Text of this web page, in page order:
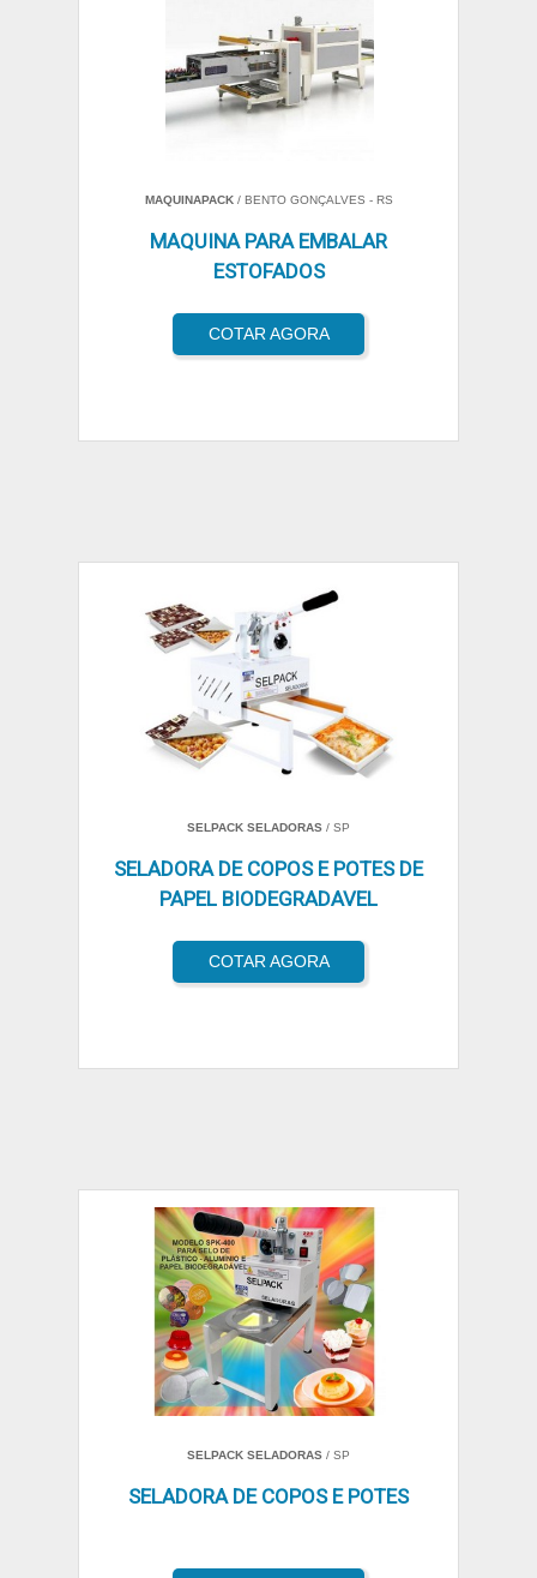
MAQUINAPACK/ BENTO GONÇALVES - RS
MAQUINA PARA EMBALAR
ESTOFADOS
COTAR AGORA
SELPACK SELADORAS / SP
SELADORA DE COPOS E POTES DE
PAPEL BIODEGRADAVEL
COTAR AGORA
SELPACK SELADORAS / SP
SELADORA DE COPOS E POTES